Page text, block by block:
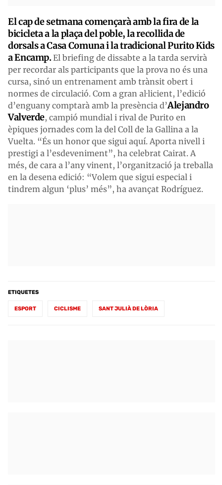
El cap de setmana començarà amb la fira de la
bicicleta a la plaça del poble, la recollida de
dorsals a Casa Comuna i la tradicional Purito Kids
a Encamp.El briefing de dissabte a la tarda servirà
per recordar als participants que la prova no és una
cursa, sinó un entrenament amb trànsit obert i
normes de circulació. Com a gran al·licient, l’edició
d’enguany comptarà amb la presència d’Alejandro
Valverde, campió mundial i rival de Purito en
èpiques jornades com la del Coll de la Gallina a la
Vuelta. “És un honor que sigui aquí. Aporta nivell i
prestigi a l’esdeveniment”, ha celebrat Cairat. A
més, de cara a l’any vinent, l’organització ja treballa
en la desena edició: “Volem que sigui especial i
tindrem algun ‘plus’ més”, ha avançat Rodríguez.
ETIQUETES
ESPORT CICLISME SANT JULIÀ DE LÒRIA